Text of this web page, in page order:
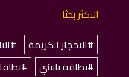
الاكثر بحثا
#الاحجار الكريمة
#بطاقة بانيني